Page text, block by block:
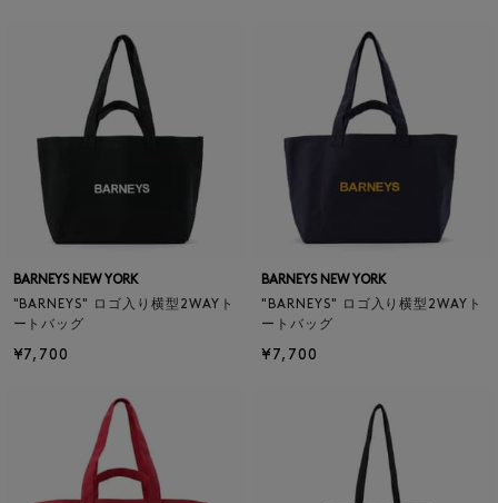
BARNEYS NEW YORK
"BARNEYS" ロゴ入り横型2WAYト
ートバッグ
¥7,700
BARNEYS NEW YORK
"BARNEYS" ロゴ入り横型2WAYト
ートバッグ
¥7,700